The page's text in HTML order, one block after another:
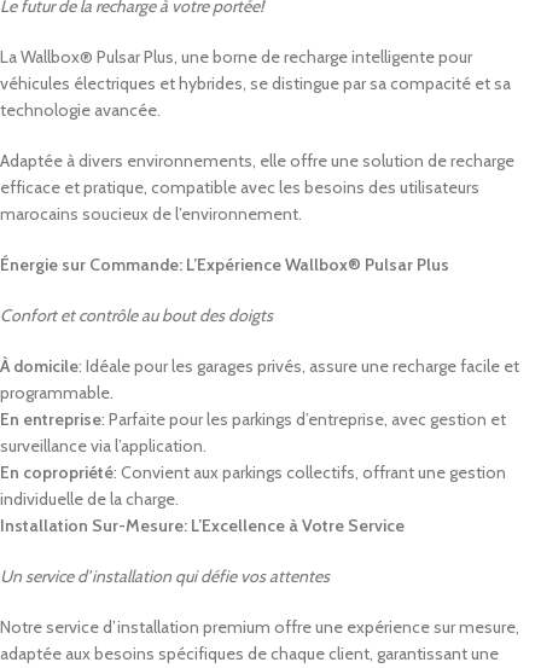
Le futur de la recharge à votre portée!
La Wallbox® Pulsar Plus, une borne de recharge intelligente pour
véhicules électriques et hybrides, se distingue par sa compacité et sa
technologie avancée.
Adaptée à divers environnements, elle offre une solution de recharge
efficace et pratique, compatible avec les besoins des utilisateurs
marocains soucieux de l’environnement.
Énergie sur Commande: L’Expérience Wallbox® Pulsar Plus
Confort et contrôle au bout des doigts
À domicile: Idéale pour les garages privés, assure une recharge facile et
programmable.
En entreprise: Parfaite pour les parkings d’entreprise, avec gestion et
surveillance via l’application.
En copropriété: Convient aux parkings collectifs, offrant une gestion
individuelle de la charge.
Installation Sur-Mesure: L’Excellence à Votre Service
Un service d’installation qui défie vos attentes
Notre service d’installation premium offre une expérience sur mesure,
adaptée aux besoins spécifiques de chaque client, garantissant une